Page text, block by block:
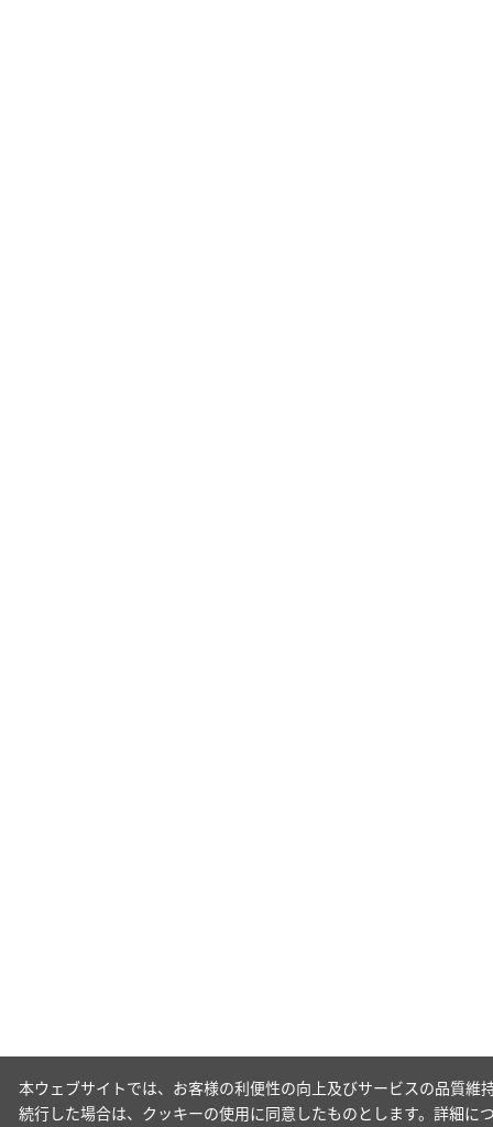
本ウェブサイトでは、お客様の利便性の向上及びサービスの品質
続行した場合は、クッキーの使用に同意したものとします。詳細